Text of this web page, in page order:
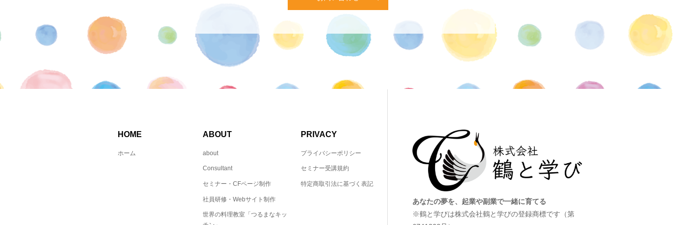
HOME
ホーム
ABOUT
about
Consultant
セミナー・CFページ制作
社員研修・Webサイト制作
世界の料理教室「つるまなキッ
PRIVACY
プライバシーポリシー
セミナー受講規約
特定商取引法に基づく表記
あなたの夢を、起業や副業で一緒に育てる
※鶴と学びは株式会社鶴と学びの登録商標です（第